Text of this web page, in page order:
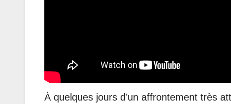
À quelques jours d’un affrontement très